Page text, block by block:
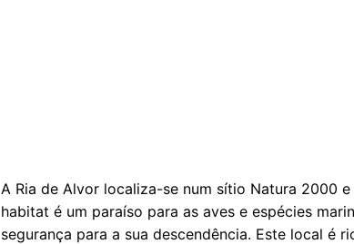
A Ria de Alvor localiza-se num sítio Natura 2000
habitat é um paraíso para as aves e espécies
segurança para a sua descendência. Este local é